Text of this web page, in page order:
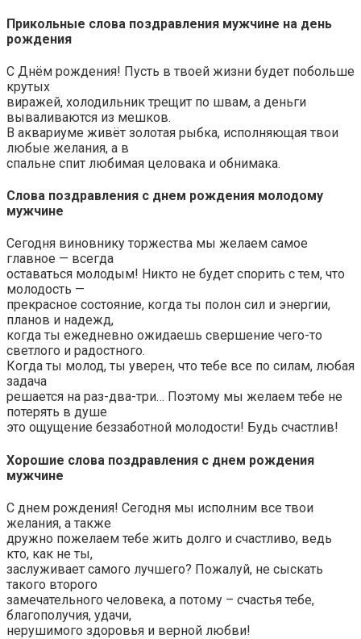
Прикольные слова поздравления мужчине на день
рождения
С Днём рождения! Пусть в твоей жизни будет побольше
крутых
виражей, холодильник трещит по швам, а деньги
вываливаются из мешков.
В аквариуме живёт золотая рыбка, исполняющая твои
любые желания, а в
спальне спит любимая целовака и обнимака.
Слова поздравления с днем рождения молодому
мужчине
Сегодня виновнику торжества мы желаем самое
главное — всегда
оставаться молодым! Никто не будет спорить с тем, что
молодость —
прекрасное состояние, когда ты полон сил и энергии,
планов и надежд,
когда ты ежедневно ожидаешь свершение чего-то
светлого и радостного.
Когда ты молод, ты уверен, что тебе все по силам, любая
задача
решается на раз-два-три… Поэтому мы желаем тебе не
потерять в душе
это ощущение беззаботной молодости! Будь счастлив!
Хорошие слова поздравления с днем рождения
мужчине
С днем рождения! Сегодня мы исполним все твои
желания, а также
дружно пожелаем тебе жить долго и счастливо, ведь
кто, как не ты,
заслуживает самого лучшего? Пожалуй, не сыскать
такого второго
замечательного человека, а потому – счастья тебе,
благополучия, удачи,
нерушимого здоровья и верной любви!